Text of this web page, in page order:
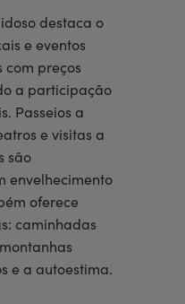
destaca o
e eventos
com preços
a participação
Passeios a
e visitas a
são
envelhecimento
oferece
caminhadas
e a autoestima.